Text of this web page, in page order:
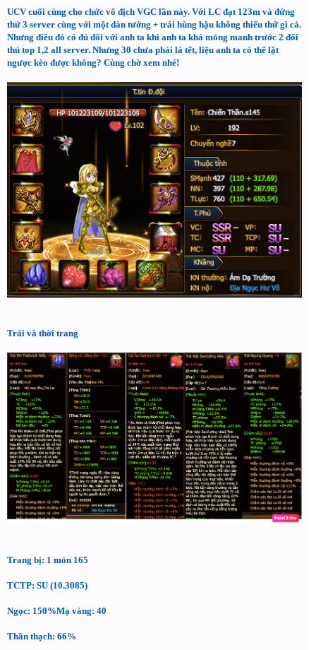
UCV cuối cùng cho chức vô địch VGC lần này. Với LC đạt 123m và đứng
thứ 3 server cùng với một dàn tướng + trái hùng hậu không thiếu thứ gì cả.
Nhưng điều đó có đủ đối với anh ta khi anh ta khá mỏng manh trước 2 đối
thủ top 1,2 all server. Nhưng 30 chưa phải là tết, liệu anh ta có thể lật
ngược kèo được không? Cùng chờ xem nhé!
Trái và thời trang
Trang bị: 1 món 165
TCTP: SU (10.3085)
Ngọc: 150%Mạ vàng: 40
Thần thạch: 66%